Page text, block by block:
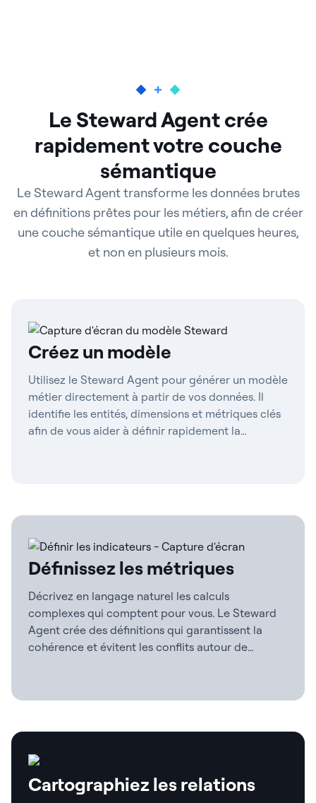
Le Steward Agent crée
rapidement votre couche
sémantique
Le Steward Agent transforme les données brutes
en définitions prêtes pour les métiers, afin de créer
une couche sémantique utile en quelques heures,
et non en plusieurs mois.
Créez un modèle
Utilisez le Steward Agent pour générer un modèle
métier directement à partir de vos données. Il
identifie les entités, dimensions et métriques clés
afin de vous aider à définir rapidement la
Définissez les métriques
Décrivez en langage naturel les calculs
complexes qui comptent pour vous. Le Steward
Agent crée des définitions qui garantissent la
cohérence et évitent les conflits autour de
la valeur moyenne, et bien plus encore.
Cartographiez les relations